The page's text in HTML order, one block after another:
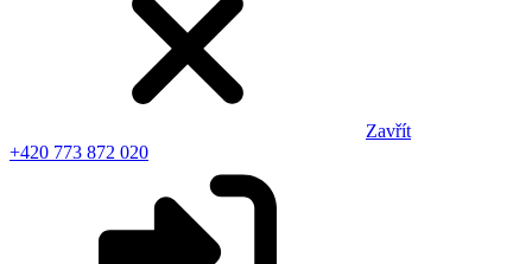
Zavřít
+420 773 872 020